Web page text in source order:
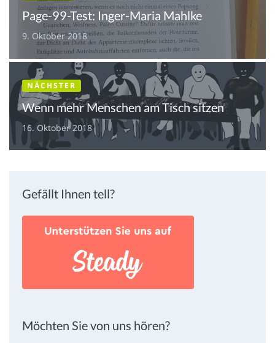
Page-99-Test: Inger-Maria Mahlke
9. Oktober 2018
NÄCHSTER
Wenn mehr Menschen am Tisch sitzen
16. Oktober 2018
Gefällt Ihnen tell?
Möchten Sie von uns hören?